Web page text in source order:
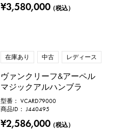
¥3,580,000（税込）
在庫あり 中古 レディース
ヴァンクリーフ&アーペル
マジックアルハンブラ
型番： VCARD79000
商品ID： J440495
¥2,586,000（税込）